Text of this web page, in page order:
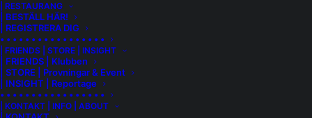
| RESTAURANG
| BESTÄLL HÄR!
| REGISTRERA DIG
• • • • • • • • • • • • • • • • •
| FRIENDS | STORE | INSIGHT
| FRIENDS | Klubben
| STORE | Provningar & Event
| INSIGHT | Reportage
• • • • • • • • • • • • • • • • •
| KONTAKT | INFO | ABOUT
GAGLIASSO ROCCHE DELL’ANNUNZIATA
Detta vin kommer från en av de mest ansedda
växtplatserna i Barolo, nämligen Rocche dell’Annunziata.
Läget benämns som en cru eller MGA (Menzioni
Geografiche Aggiuntive) som är den officiella benämningen
numera. Denna hyllade växtplats har under de senaste
decennierna vuxit och består i dag av 30 hektar vinodlingar